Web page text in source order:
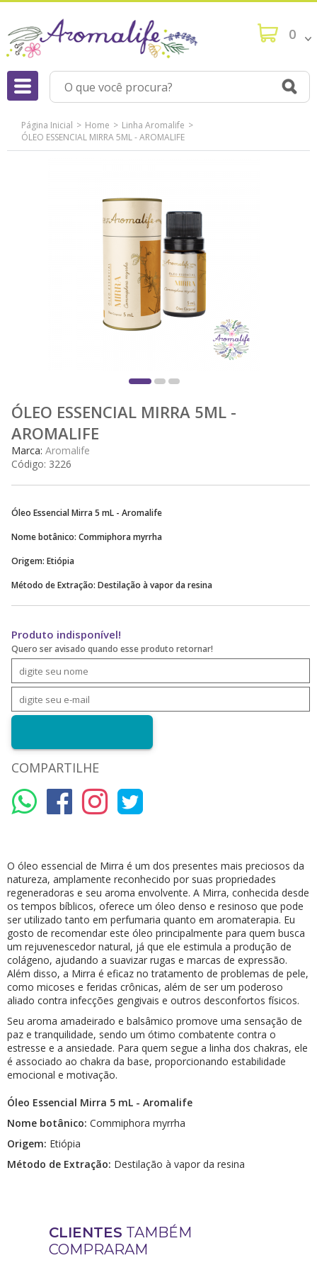
0
Página Inicial Home
Linha Aromalife
ÓLEO ESSENCIAL MIRRA 5ML - AROMALIFE
ÓLEO ESSENCIAL MIRRA 5ML -
AROMALIFE
Marca:Aromalife
Código: 3226
Óleo Essencial Mirra 5 mL - Aromalife
Nome botânico: Commiphora myrrha
Origem: Etiópia
Método de Extração: Destilação à vapor da resina
Produto indisponível!
Quero ser avisado quando esse produto retornar!
COMPARTILHE
O óleo essencial de Mirra é um dos presentes mais preciosos da
natureza, amplamente reconhecido por suas propriedades
regeneradoras e seu aroma envolvente. A Mirra, conhecida desde
os tempos bíblicos, oferece um óleo denso e resinoso que pode
ser utilizado tanto em perfumaria quanto em aromaterapia. Eu
gosto de recomendar este óleo principalmente para quem busca
um rejuvenescedor natural, já que ele estimula a produção de
colágeno, ajudando a suavizar rugas e marcas de expressão.
Além disso, a Mirra é eficaz no tratamento de problemas de pele,
como micoses e feridas crônicas, além de ser um poderoso
aliado contra infecções gengivais e outros desconfortos físicos.
Seu aroma amadeirado e balsâmico promove uma sensação de
paz e tranquilidade, sendo um ótimo combatente contra o
estresse e a ansiedade. Para quem segue a linha dos chakras, ele
é associado ao chakra da base, proporcionando estabilidade
emocional e motivação.
Óleo Essencial Mirra 5 mL - Aromalife
Nome botânico: Commiphora myrrha
Origem: Etiópia
Método de Extração: Destilação à vapor da resina
CLIENTES TAMBÉM
COMPRARAM